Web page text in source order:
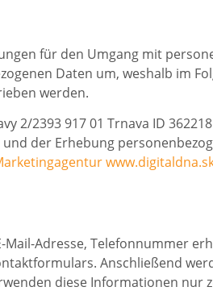
für den Umgang mit
Daten um, weshalb im
werden.
2/2393 917 01 Trnava ID
der Erhebung
Mail-Adresse, Telefonnummer
Anschließend
diese Informationen